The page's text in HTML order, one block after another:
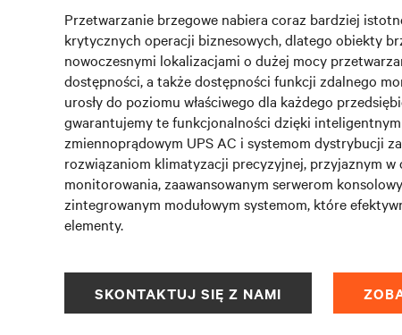
Przetwarzanie brzegowe nabiera coraz bardziej
krytycznych operacji biznesowych, dlatego obiekty
nowoczesnymi lokalizacjami o dużej mocy
dostępności, a także dostępności funkcji zdalnego
urosły do poziomu właściwego dla każdego
gwarantujemy te funkcjonalności dzięki
zmiennoprądowym UPS AC i systemom dystrybucji
rozwiązaniom klimatyzacji precyzyjnej, przyjaznym w
monitorowania, zaawansowanym serwerom
zintegrowanym modułowym systemom, które
elementy.
SKONTAKTUJ SIĘ Z NAMI